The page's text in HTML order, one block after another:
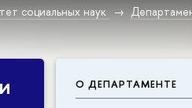
социальных наук
О ДЕПАРТАМЕНТЕ